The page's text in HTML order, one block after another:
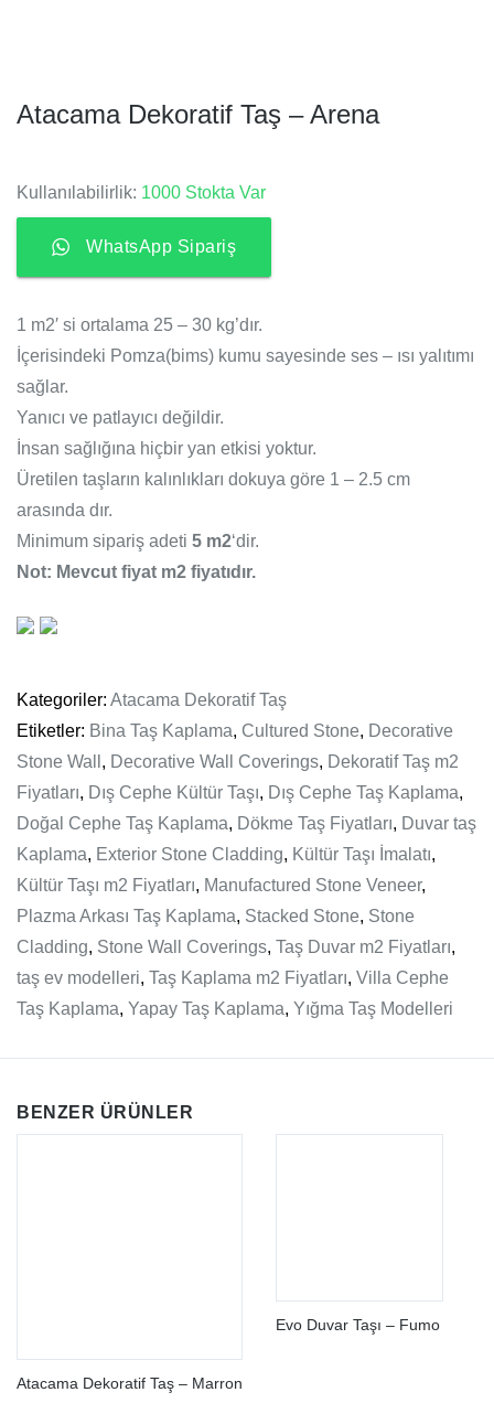
Atacama Dekoratif Taş – Arena
Kullanılabilirlik: 1000 Stokta Var
WhatsApp Sipariş
1 m2′ si ortalama 25 – 30 kg’dır.
İçerisindeki Pomza(bims) kumu sayesinde ses – ısı yalıtımı
sağlar.
Yanıcı ve patlayıcı değildir.
İnsan sağlığına hiçbir yan etkisi yoktur.
Üretilen taşların kalınlıkları dokuya göre 1 – 2.5 cm
arasında dır.
Minimum sipariş adeti 5 m2‘dir.
Not: Mevcut fiyat m2 fiyatıdır.
Kategoriler: Atacama Dekoratif Taş
Etiketler: Bina Taş Kaplama, Cultured Stone, Decorative
Stone Wall , Decorative Wall Coverings, Dekoratif Taş m2
Fiyatları, Dış Cephe Kültür Taşı, Dış Cephe Taş Kaplama,
Doğal Cephe Taş Kaplama, Dökme Taş Fiyatları, Duvar taş
Kaplama, Exterior Stone Cladding, Kültür Taşı İmalatı,
Kültür Taşı m2 Fiyatları, Manufactured Stone Veneer,
Plazma Arkası Taş Kaplama, Stacked Stone, Stone
Cladding, Stone Wall Coverings, Taş Duvar m2 Fiyatları,
taş ev modelleri, Taş Kaplama m2 Fiyatları, Villa Cephe
Taş Kaplama, Yapay Taş Kaplama, Yığma Taş Modelleri
BENZER ÜRÜNLER
Atacama Dekoratif Taş – Marron
Evo Duvar Taşı – Fumo